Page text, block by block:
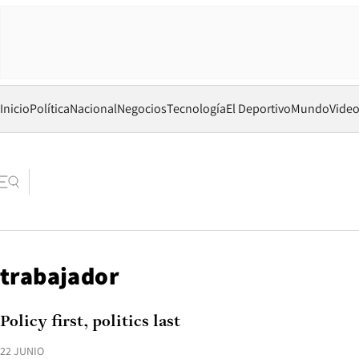
InicioPolíticaNacionalNegociosTecnologíaEl DeportivoMundo
trabajador
22 JUNIO
Policy first, politics last